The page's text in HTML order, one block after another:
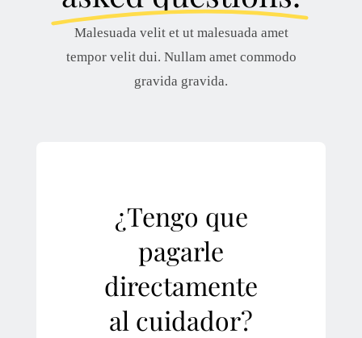
Malesuada velit et ut malesuada amet
tempor velit dui. Nullam amet commodo
gravida gravida.
¿Tengo que
pagarle
directamente
al cuidador?